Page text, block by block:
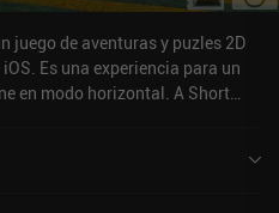
juego de aventuras y puzles 2D
Es una experiencia para un
en modo horizontal. A Short